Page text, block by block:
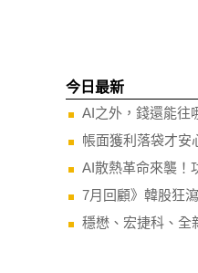
今日最新
AI之外，錢還能往
帳面獲利落袋才安
AI散熱革命來襲！
7月回顧》韓股狂
穩懋、宏捷科、全